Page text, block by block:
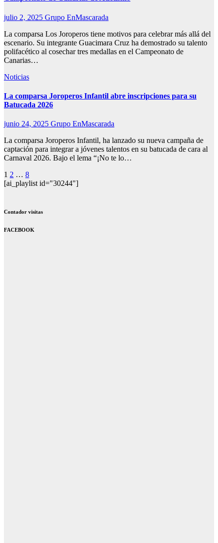
julio 2, 2025 Grupo EnMascarada
La comparsa Los Joroperos tiene motivos para celebrar más allá del
escenario. Su integrante Guacimara Cruz ha demostrado su talento
polifacético al cosechar tres medallas en el Campeonato de
Canarias…
Noticias
La comparsa Joroperos Infantil abre inscripciones para su
Batucada 2026
junio 24, 2025 Grupo EnMascarada
La comparsa Joroperos Infantil, ha lanzado su nueva campaña de
captación para integrar a jóvenes talentos en su batucada de cara al
Carnaval 2026. Bajo el lema “¡No te lo…
Paginación
de
1 2 … 8
[ai_playlist id="30244"]
Contador visitas
FACEBOOK